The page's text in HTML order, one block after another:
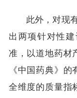
此外，对现
出两项针对性
准，以道地药材
《中国药典》的
全维度的质量指